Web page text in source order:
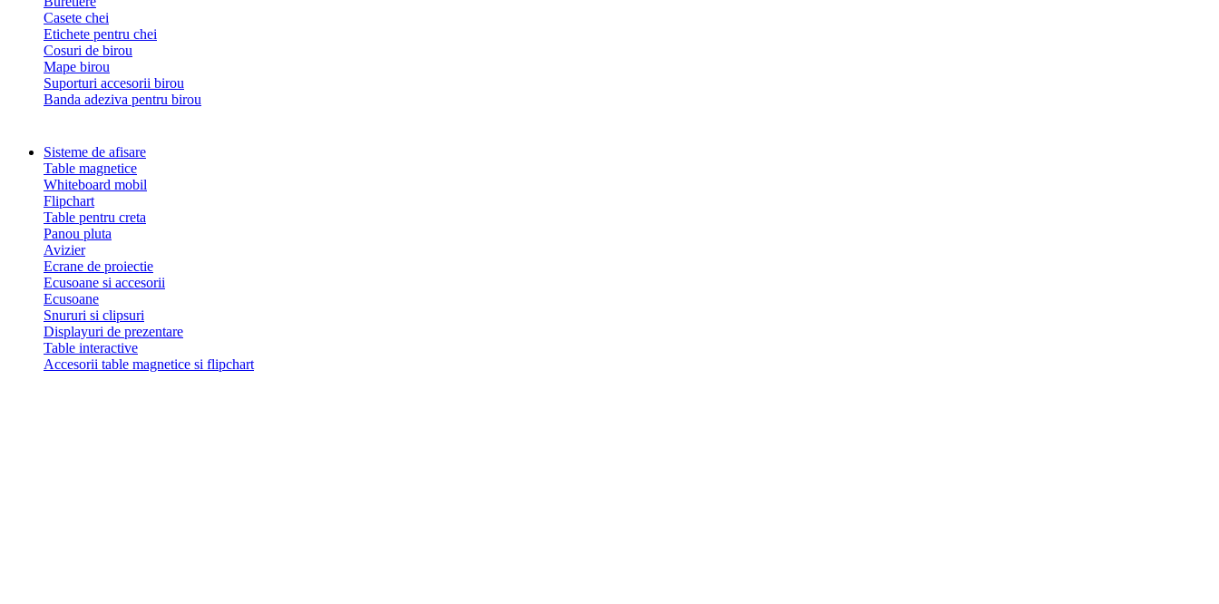
Casete chei
Etichete pentru chei
Cosuri de birou
Mape birou
Suporturi accesorii birou
Banda adeziva pentru birou
Sisteme de afisare
Table magnetice
Whiteboard mobil
Flipchart
Table pentru creta
Panou pluta
Avizier
Ecrane de proiectie
Ecusoane si accesorii
Ecusoane
Snururi si clipsuri
Displayuri de prezentare
Table interactive
Accesorii table magnetice si flipchart